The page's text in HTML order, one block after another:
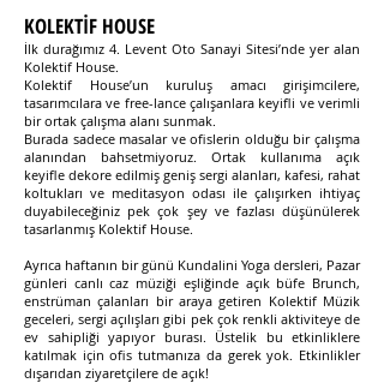
KOLEKTİF HOUSE
İlk durağımız 4. Levent Oto Sanayi Sitesi’nde yer alan
Kolektif House.
Kolektif House’un kuruluş amacı girişimcilere,
tasarımcılara ve free-lance çalışanlara keyifli ve verimli
bir ortak çalışma alanı sunmak.
Burada sadece masalar ve ofislerin olduğu bir çalışma
alanından bahsetmiyoruz. Ortak kullanıma açık
keyifle dekore edilmiş geniş sergi alanları, kafesi, rahat
koltukları ve meditasyon odası ile çalışırken ihtiyaç
duyabileceğiniz pek çok şey ve fazlası düşünülerek
tasarlanmış Kolektif House.
Ayrıca haftanın bir günü Kundalini Yoga dersleri, Pazar
günleri canlı caz müziği eşliğinde açık büfe Brunch,
enstrüman çalanları bir araya getiren Kolektif Müzik
geceleri, sergi açılışları gibi pek çok renkli aktiviteye de
ev sahipliği yapıyor burası. Üstelik bu etkinliklere
katılmak için ofis tutmanıza da gerek yok. Etkinlikler
dışarıdan ziyaretçilere de açık!